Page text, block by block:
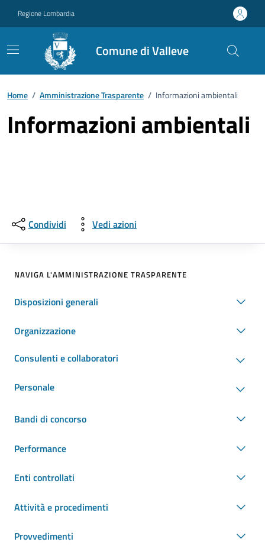
Regione Lombardia
Comune di Valleve
Home / Amministrazione Trasparente / Informazioni ambientali
Informazioni ambientali
Condividi Vedi azioni
NAVIGA L'AMMINISTRAZIONE TRASPARENTE
Disposizioni generali
Organizzazione
Consulenti e collaboratori
Personale
Bandi di concorso
Performance
Enti controllati
Attività e procedimenti
Provvedimenti